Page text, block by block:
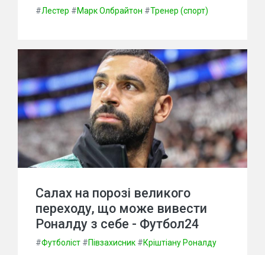
#Лестер #Марк Олбрайтон #Тренер (спорт)
Салах на порозі великого
переходу, що може вивести
Роналду з себе - Футбол24
#Футболіст #Півзахисник #Кріштіану Роналду